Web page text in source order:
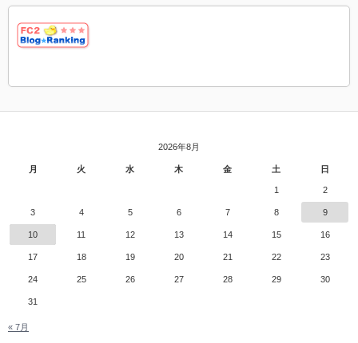
2026年8月
月 火 水 木 金 土 日
1 2
3 4 5 6 7 8 9
10 11 12 13 14 15 16
17 18 19 20 21 22 23
24 25 26 27 28 29 30
31
« 7月